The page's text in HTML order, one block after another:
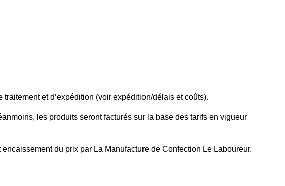
et d’expédition (voir expédition/délais et coûts).
les produits seront facturés sur la base des tarifs en vigueur
du prix par La Manufacture de Confection Le Laboureur.